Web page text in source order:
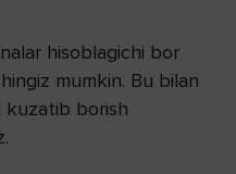
hisoblagichi bor
mumkin. Bu bilan
kuzatib borish